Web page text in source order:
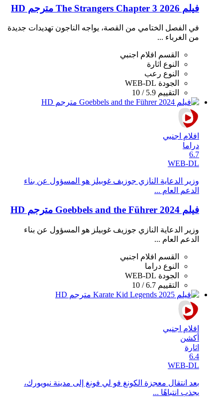
فيلم The Strangers Chapter 3 2026 مترجم HD
في الفصل الختامي من القصة، يواجه الناجون تهديدات جديدة
من الغرباء ...
القسم
افلام اجنبي
النوع اثارة
النوع رعب
الجودة WEB-DL
التقييم 5.9 / 10
افلام اجنبي
دراما
6.7
WEB-DL
وزير الدعاية النازي جوزيف غوبيلز هو المسؤول عن بناء
الدعم العام ...
فيلم Goebbels and the Führer 2024 مترجم HD
وزير الدعاية النازي جوزيف غوبيلز هو المسؤول عن بناء
الدعم العام ...
القسم
افلام اجنبي
النوع دراما
الجودة WEB-DL
التقييم 6.7 / 10
افلام اجنبي
أكشن
اثارة
6.4
WEB-DL
بعد انتقال معجزة الكونغ فو لي فونغ إلى مدينة نيويورك،
يجذب انتباهًا ...